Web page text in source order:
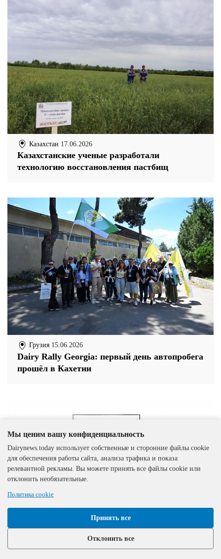
Казахстан 17.06.2026
Казахстанские ученые разработали
технологию восстановления пастбищ
Грузия 15.06.2026
Dairy Rally Georgia: первый день автопробега
прошёл в Кахетии
Мы ценим вашу конфиденциальность
Dairynews.today использует собственные и сторонние файлы cookie
для обеспечения работы сайта, анализа трафика и показа
релевантной рекламы. Вы можете принять все файлы cookie или
отклонить необязательные.
Политика cookie
Принять все
Отклонить все